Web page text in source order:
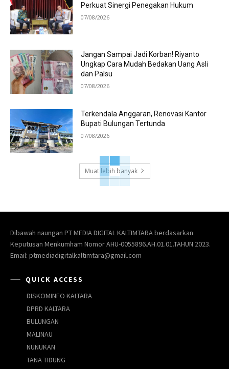
Perkuat Sinergi Penegakan Hukum
07/08/2026
Jangan Sampai Jadi Korban! Riyanto
Ungkap Cara Mudah Bedakan Uang Asli
dan Palsu
07/08/2026
Terkendala Anggaran, Renovasi Kantor
Bupati Bulungan Tertunda
07/08/2026
Muat lebih banyak
Dibawah naungan PT MEDIA DIGITAL KALTIMTARA berdasarkan
Keputusan Menkumham Nomor AHU-0055896.AH.01.01.TAHUN 2023.
Email: ptmediadigitalkaltimtara@gmail.com
QUICK ACCESS
DISKOMINFO KALTARA
DPRD KALTARA
BULUNGAN
MALINAU
NUNUKAN
TANA TIDUNG